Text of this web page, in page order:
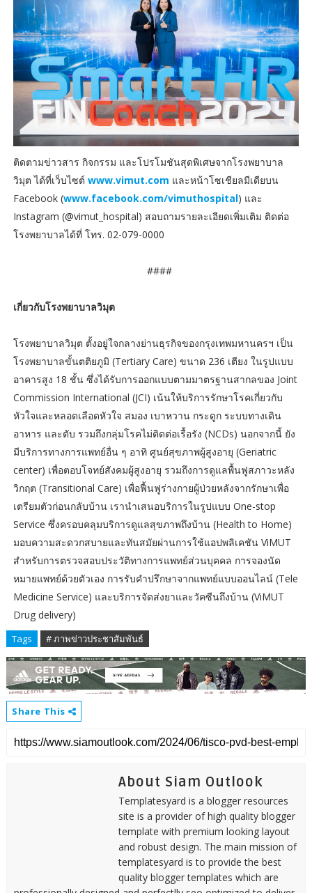
ติดตามข่าวสาร กิจกรรม และโปรโมชันสุดพิเศษจากโรงพยาบาล
วิมุต ได้ที่เว็บไซต์ www.vimut.com และหน้าโซเชียลมีเดียบน
Facebook (www.facebook.com/vimuthospital) และ
Instagram (@vimut_hospital) สอบถามรายละเอียดเพิ่มเติม ติดต่อ
โรงพยาบาลได้ที่ โทร. 02-079-0000
####
เกี่ยวกับโรงพยาบาลวิมุต
โรงพยาบาลวิมุต ตั้งอยู่ใจกลางย่านธุรกิจของกรุงเทพมหานครฯ เป็น
โรงพยาบาลขั้นตติยภูมิ (Tertiary Care) ขนาด 236 เตียง ในรูปแบบ
อาคารสูง 18 ชั้น ซึ่งได้รับการออกแบบตามมาตรฐานสากลของ Joint
Commission International (JCI) เน้นให้บริการรักษาโรคเกี่ยวกับ
หัวใจและหลอดเลือดหัวใจ สมอง เบาหวาน กระดูก ระบบทางเดิน
อาหาร และตับ รวมถึงกลุ่มโรคไม่ติดต่อเรื้อรัง (NCDs) นอกจากนี้ ยัง
มีบริการทางการแพทย์อื่น ๆ อาทิ ศูนย์สุขภาพผู้สูงอายุ (Geriatric
center) เพื่อตอบโจทย์สังคมผู้สูงอายุ รวมถึงการดูแลพื้นฟูสภาวะหลัง
วิกฤต (Transitional Care) เพื่อฟื้นฟูร่างกายผู้ป่วยหลังจากรักษาเพื่อ
เตรียมตัวก่อนกลับบ้าน เรานำเสนอบริการในรูปแบบ One-stop
Service ซึ่งครอบคลุมบริการดูแลสุขภาพถึงบ้าน (Health to Home)
มอบความสะดวกสบายและทันสมัยผ่านการใช้แอปพลิเคชัน ViMUT
สำหรับการตรวจสอบประวัติทางการแพทย์ส่วนบุคคล การจองนัด
หมายแพทย์ด้วยตัวเอง การรับคำปรึกษาจากแพทย์แบบออนไลน์ (Tele
Medicine Service) และบริการจัดส่งยาและวัคซีนถึงบ้าน (ViMUT
Drug delivery)
Tags # ภาพข่าวประชาสัมพันธ์
Share This
About Siam Outlook
Templatesyard is a blogger resources
site is a provider of high quality blogger
template with premium looking layout
and robust design. The main mission of
templatesyard is to provide the best
quality blogger templates which are